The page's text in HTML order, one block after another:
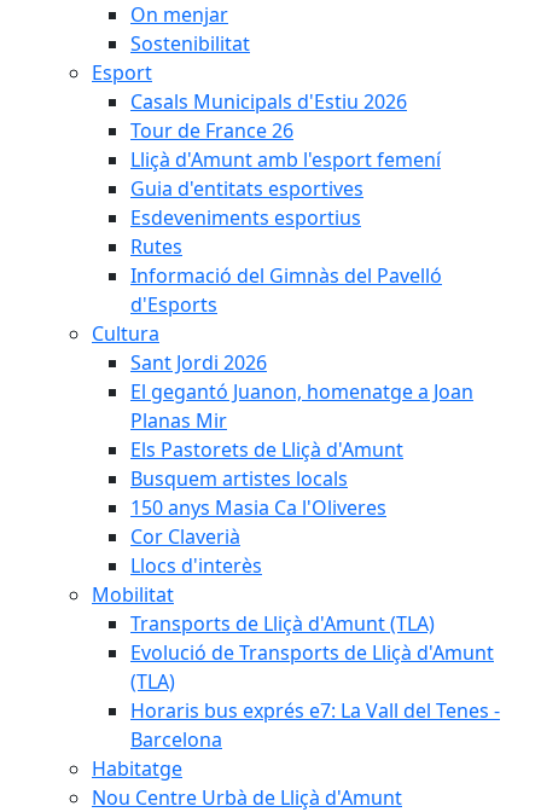
On menjar
Sostenibilitat
Esport
Casals Municipals d'Estiu 2026
Tour de France 26
Lliçà d'Amunt amb l'esport femení
Guia d'entitats esportives
Esdeveniments esportius
Rutes
Informació del Gimnàs del Pavelló
d'Esports
Cultura
Sant Jordi 2026
El gegantó Juanon, homenatge a Joan
Planas Mir
Els Pastorets de Lliçà d'Amunt
Busquem artistes locals
150 anys Masia Ca l'Oliveres
Cor Claverià
Llocs d'interès
Mobilitat
Transports de Lliçà d'Amunt (TLA)
Evolució de Transports de Lliçà d'Amunt
(TLA)
Horaris bus exprés e7: La Vall del Tenes -
Barcelona
Habitatge
Nou Centre Urbà de Lliçà d'Amunt